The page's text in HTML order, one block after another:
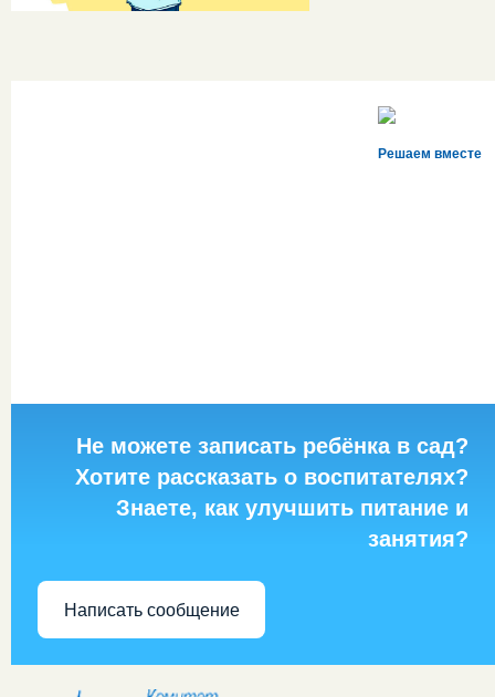
Решаем вместе
Не можете записать ребёнка в сад?
Хотите рассказать о воспитателях?
Знаете, как улучшить питание и
занятия?
Написать сообщение